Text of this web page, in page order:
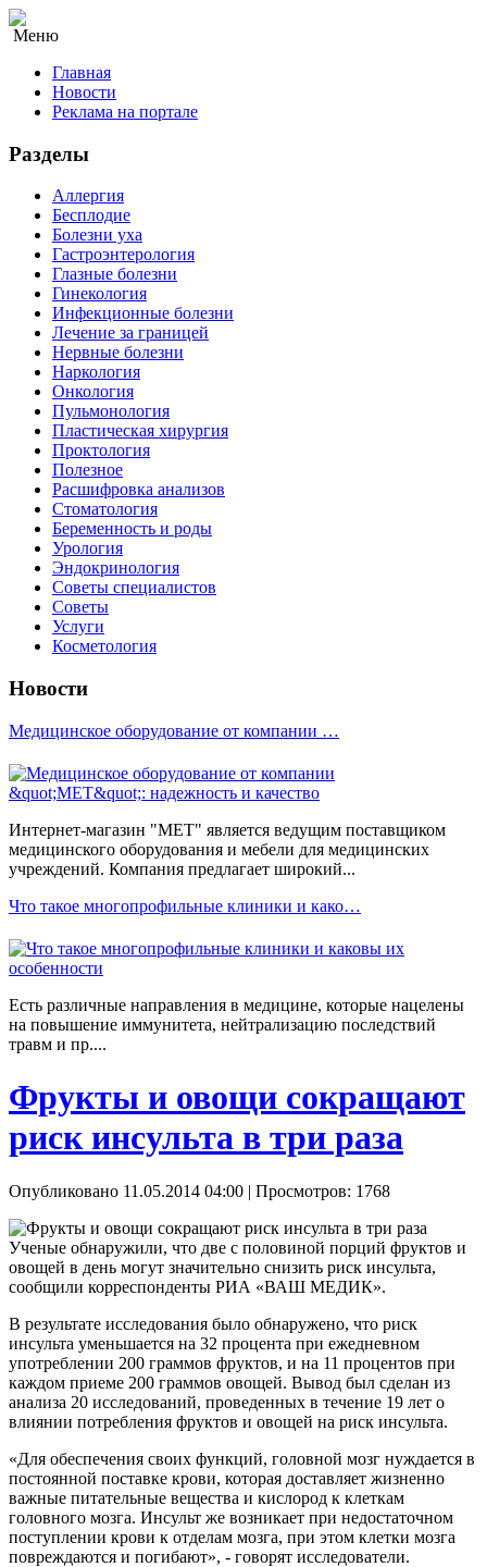
Меню
Главная
Новости
Реклама на портале
Разделы
Аллергия
Бесплодие
Болезни уха
Гастроэнтерология
Глазные болезни
Гинекология
Инфекционные болезни
Лечение за границей
Нервные болезни
Наркология
Онкология
Пульмонология
Пластическая хирургия
Проктология
Полезное
Расшифровка анализов
Стоматология
Беременность и роды
Урология
Эндокринология
Советы специалистов
Советы
Услуги
Косметология
Новости
Медицинское оборудование от компании …
Интернет-магазин "МЕТ" является ведущим поставщиком
медицинского оборудования и мебели для медицинских
учреждений. Компания предлагает широкий...
Что такое многопрофильные клиники и како…
Есть различные направления в медицине, которые нацелены
на повышение иммунитета, нейтрализацию последствий
травм и пр....
Фрукты и овощи сокращают
риск инсульта в три раза
Опубликовано 11.05.2014 04:00 | Просмотров: 1768
Ученые обнаружили, что две с половиной порций фруктов и
овощей в день могут значительно снизить риск инсульта,
сообщили корреспонденты РИА «ВАШ МЕДИК».
В результате исследования было обнаружено, что риск
инсульта уменьшается на 32 процента при ежедневном
употреблении 200 граммов фруктов, и на 11 процентов при
каждом приеме 200 граммов овощей. Вывод был сделан из
анализа 20 исследований, проведенных в течение 19 лет о
влиянии потребления фруктов и овощей на риск инсульта.
«Для обеспечения своих функций, головной мозг нуждается в
постоянной поставке крови, которая доставляет жизненно
важные питательные вещества и кислород к клеткам
головного мозга. Инсульт же возникает при недостаточном
поступлении крови к отделам мозга, при этом клетки мозга
повреждаются и погибают», - говорят исследователи.